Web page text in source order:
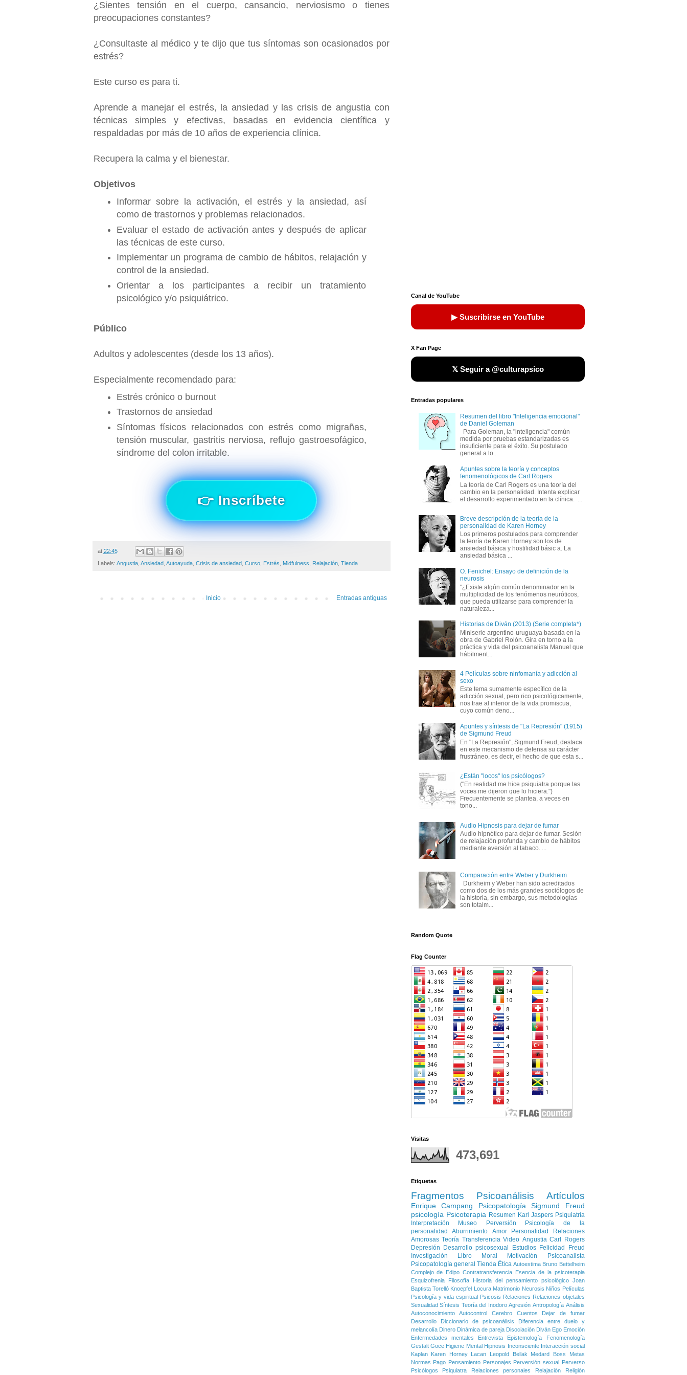
¿Sientes tensión en el cuerpo, cansancio, nerviosismo o tienes
preocupaciones constantes?
¿Consultaste al médico y te dijo que tus síntomas son ocasionados por
estrés?
Este curso es para ti.
Aprende a manejar el estrés, la ansiedad y las crisis de angustia con
técnicas simples y efectivas, basadas en evidencia científica y
respaldadas por más de 10 años de experiencia clínica.
Recupera la calma y el bienestar.
Objetivos
Informar sobre la activación, el estrés y la ansiedad, así
como de trastornos y problemas relacionados.
Evaluar el estado de activación antes y después de aplicar
las técnicas de este curso.
Implementar un programa de cambio de hábitos, relajación y
control de la ansiedad.
Orientar a los participantes a recibir un tratamiento
psicológico y/o psiquiátrico.
Público
Adultos y adolescentes (desde los 13 años).
Especialmente recomendado para:
Estrés crónico o burnout
Trastornos de ansiedad
Síntomas físicos relacionados con estrés comomigrañas,
tensión muscular, gastritis nerviosa, reflujo gastroesofágico,
síndrome del colon irritable.
👉 Inscríbete
at 22:45
Labels: Angustia, Ansiedad, Autoayuda, Crisis de ansiedad, Curso, Estrés Midfulness Relajación, Tienda
Entradas antiguas
Inicio
Canal de YouTube
▶ Suscribirse en YouTube
X Fan Page
𝕏 Seguir a @culturapsico
Entradas populares
Resumen del libro "Inteligencia emocional"
de Daniel Goleman
Para Goleman, la "inteligencia" común
medida por pruebas estandarizadas es
insuficiente para el éxito. Su postulado
general a lo...
Apuntes sobre la teoría y conceptos
fenomenológicos de Carl Rogers
La teoría de Carl Rogers es una teoría del
cambio en la personalidad. Intenta explicar
el desarrollo experimentado en la clínica. ...
Breve descripción de la teoría de la
personalidad de Karen Horney
Los primeros postulados para comprender
la teoría de Karen Horney son los de
ansiedad básica y hostilidad básic a. La
ansiedad básica ...
O. Fenichel: Ensayo de definición de la
neurosis
"¿Existe algún común denominador en la
multiplicidad de los fenómenos neuróticos,
que pueda utilizarse para comprender la
naturaleza...
Historias de Diván (2013) (Serie completa*)
Miniserie argentino-uruguaya basada en la
obra de Gabriel Rolón. Gira en torno a la
práctica y vida del psicoanalista Manuel que
hábilment...
4 Películas sobre ninfomanía y adicción al
sexo
Este tema sumamente específico de la
adicción sexual, pero rico psicológicamente,
nos trae al interior de la vida promiscua,
cuyo común deno...
Apuntes y síntesis de "La Represión" (1915)
de Sigmund Freud
En "La Represión", Sigmund Freud, destaca
en este mecanismo de defensa su carácter
frustráneo, es decir, el hecho de que esta s...
¿Están "locos" los psicólogos?
("En realidad me hice psiquiatra porque las
voces me dijeron que lo hiciera.")
Frecuentemente se plantea, a veces en
tono...
Audio Hipnosis para dejar de fumar
Audio hipnótico para dejar de fumar. Sesión
de relajación profunda y cambio de hábitos
mediante aversión al tabaco. ...
Comparación entre Weber y Durkheim
Durkheim y Weber han sido acreditados
como dos de los más grandes sociólogos de
la historia, sin embargo, sus metodologías
son totalm...
Random Quote
Flag Counter
Visitas
473,691
Etiquetas
Fragmentos Psicoanálisis Artículos
Enrique Campang Psicopatología
Sigmund Freud
psicología Psicoterapia Resumen Karl Jaspers Psiquiatría
Interpretación
Museo Perversión
Psicología de la
personalidad
Aburrimiento Amor Personalidad
Relaciones
Amorosas Teoría Transferencia Video Angustia Carl Rogers
Depresión
Desarrollo psicosexual Estudios Felicidad
Freud
Investigación
Libro Moral Motivación
Psicoanalista
Psicopatología general Tienda Ética Autoestima Bruno Bettelheim
Complejo de Edipo Contratransferencia Esencia de la psicoterapia
Esquizofrenia
Filosofía Historia del pensamiento psicológico
Joan
Baptista Torelló Knoepfel Locura Matrimonio Neurosis Niños Películas
Psicología y vida espiritual Psicosis Relaciones Relaciones objetales
Sexualidad Síntesis Teoría del Inodoro Agresión Antropología Análisis
Autoconocimiento
Autocontrol Cerebro Cuentos
Dejar de fumar
Desarrollo
Diccionario de psicoanálisis
Diferencia entre duelo y
melancolía Dinero Dinámica de pareja Disociación Diván Ego Emoción
Enfermedades mentales
Entrevista Epistemología
Fenomenología
Gestalt Goce Higiene Mental Hipnosis Inconsciente Interacción social
Kaplan
Karen Horney Lacan Leopold Bellak Medard Boss
Metas
Normas Pago Pensamiento Personajes Perversión sexual Perverso
Psicólogos
Psiquiatra Relaciones personales Relajación Religión